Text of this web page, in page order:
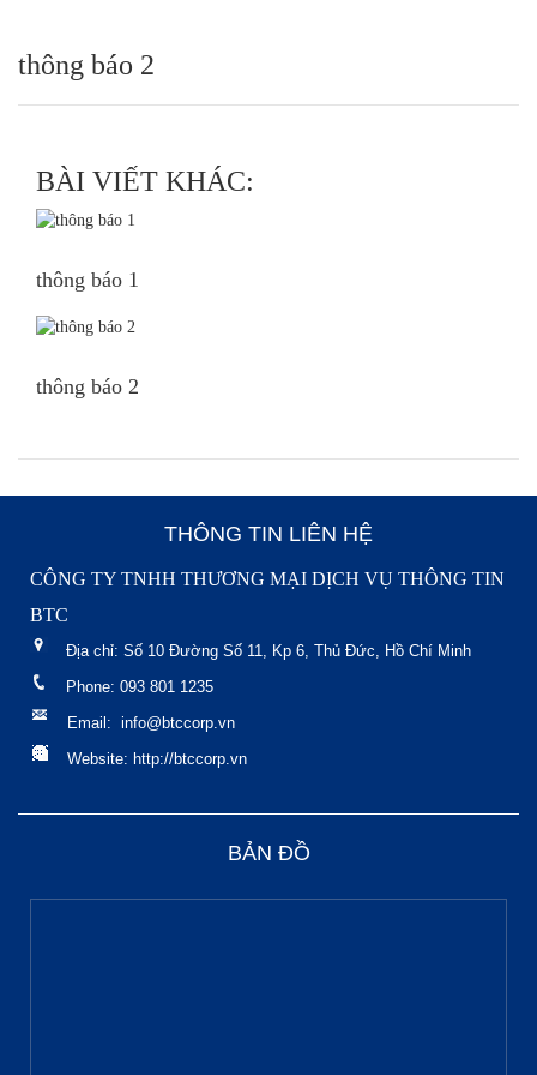
thông báo 2
BÀI VIẾT KHÁC:
thông báo 1
thông báo 2
THÔNG TIN LIÊN HỆ
CÔNG TY TNHH THƯƠNG MẠI DỊCH VỤ THÔNG TIN
BTC
Địa chỉ: Số 10 Đường Số 11, Kp 6, Thủ Đức, Hồ Chí Minh
Phone: 093 801 1235
Email: info@btccorp.vn
Website: http://btccorp.vn
BẢN ĐỒ